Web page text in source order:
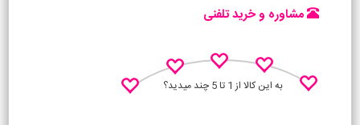
مشاوره و خرید تلفنی
به این کالا از 1 تا 5 چند میدید؟